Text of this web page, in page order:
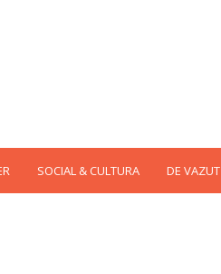
SOCIAL & CULTURA DE VAZUT